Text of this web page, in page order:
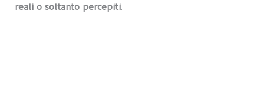
reali o soltanto percepiti.